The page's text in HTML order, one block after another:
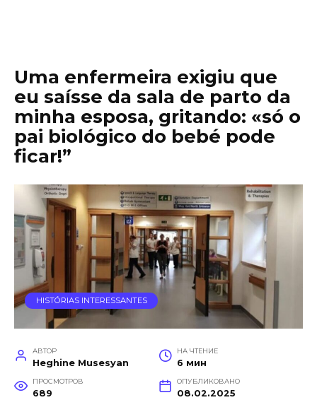
Uma enfermeira exigiu que
eu saísse da sala de parto da
minha esposa, gritando: «só o
pai biológico do bebé pode
ficar!”
HISTÓRIAS INTERESSANTES
АВТОР
Heghine Musesyan
НА ЧТЕНИЕ
6 мин
ПРОСМОТРОВ
689
ОПУБЛИКОВАНО
08.02.2025